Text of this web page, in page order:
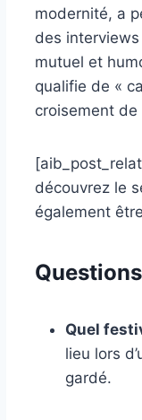
modernité, a
des
mutuel et
qualifie de «
croisement
découvrez le
également
Quel
lieu lors
gardé.